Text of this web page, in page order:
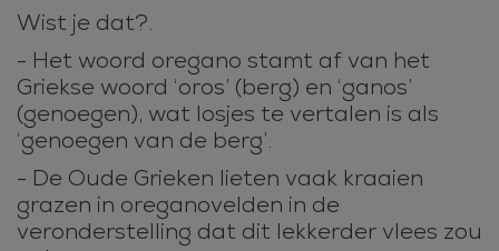
Wist je dat?.
- Het woord oregano stamt af van het
Griekse woord ‘oros’ (berg) en ‘ganos’
(genoegen), wat losjes te vertalen is als
‘genoegen van de berg’.
- De Oude Grieken lieten vaak kraaien
grazen in oreganovelden in de
veronderstelling dat dit lekkerder vlees zou